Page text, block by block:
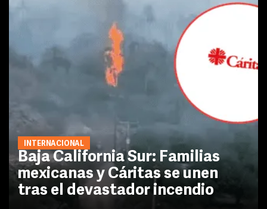
INTERNACIONAL
Baja California Sur: Familias
mexicanas y Cáritas se unen
tras el devastador incendio